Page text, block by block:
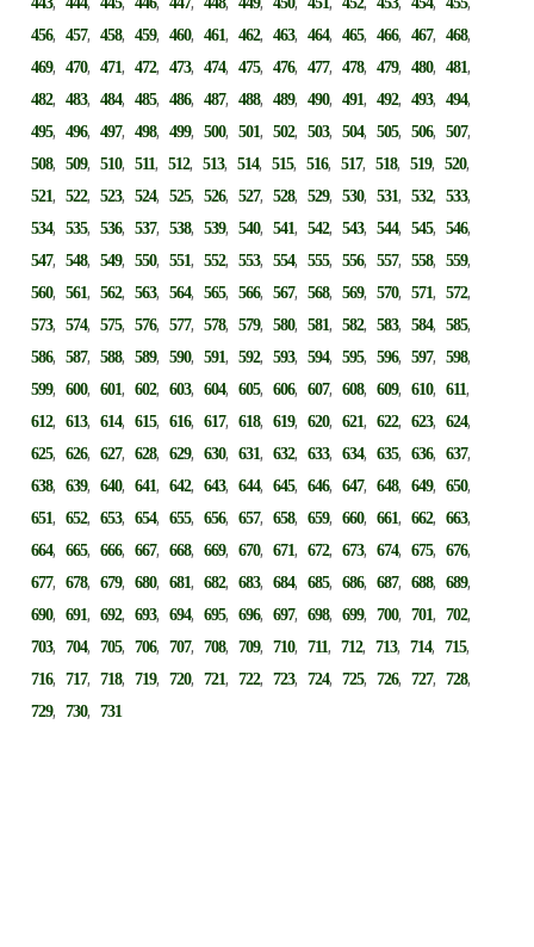
456,457,458,459,460,461,462,463,464,465,466,467,468,
469,470,471,472,473,474,475,476,477,478,479,480,481,
482,483,484,485,486,487,488,489,490,491,492,493,494,
495,496,497,498,499,500,501,502,503,504,505,506,507,
508,509,510,511,512,513,514,515,516,517,518,519,520,
521,522,523,524,525,526,527,528,529,530,531,532,533,
534,535,536,537,538,539,540,541,542,543,544,545,546,
547,548,549,550,551,552,553,554,555,556,557,558,559,
560,561,562,563,564,565,566,567,568,569,570,571,572,
573,574,575,576,577,578,579,580,581,582,583,584,585,
586,587,588,589,590,591,592,593,594,595,596,597,598,
599,600,601,602,603,604,605,606,607,608,609,610,611,
612,613,614,615,616,617,618,619,620,621,622,623,624,
625,626,627,628,629,630,631,632,633,634,635,636,637,
638,639,640,641,642,643,644,645,646,647,648,649,650,
651,652,653,654,655,656,657,658,659,660,661,662,663,
664,665,666,667,668,669,670,671,672,673,674,675,676,
677,678,679,680,681,682,683,684,685,686,687,688,689,
690,691,692,693,694,695,696,697,698,699,700,701,702,
703,704,705,706,707,708,709,710,711,712,713,714,715,
716,717,718,719,720,721,722,723,724,725,726,727,728,
729,730,731